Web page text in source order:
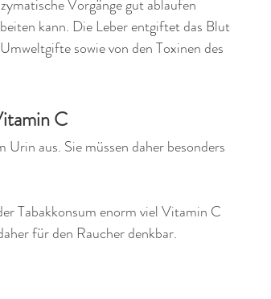
Vorgänge gut ablaufen
kann. Die Leber entgiftet das Blut
sowie von den Toxinen des
C
aus. Sie müssen daher besonders
Tabakkonsum enorm viel Vitamin C
für den Raucher denkbar.